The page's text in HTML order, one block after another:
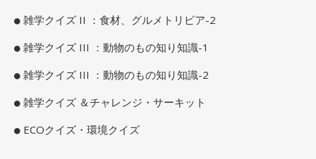
雑学クイズ II ：食材、グルメトリビア-2
雑学クイズ III ：動物のもの知り知識-1
雑学クイズ III ：動物のもの知り知識-2
雑学クイズ ＆チャレンジ・サーキット
ECOクイズ・環境クイズ